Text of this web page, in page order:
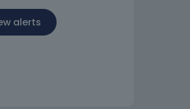
alerts